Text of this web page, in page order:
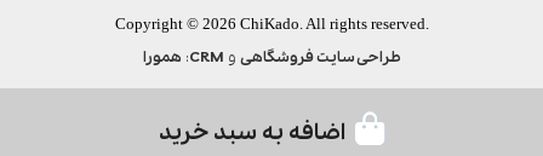
اضافه به سبد خرید
Copyright © 2026 ChiKado. All rights reserved.
طراحی سایت فروشگاهی و CRM
: همورا